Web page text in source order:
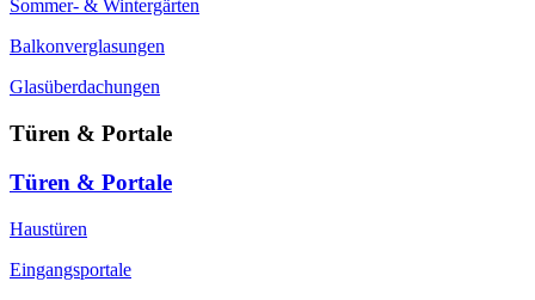
Sommer- & Wintergärten
Balkonverglasungen
Glasüberdachungen
Türen & Portale
Türen & Portale
Haustüren
Eingangsportale